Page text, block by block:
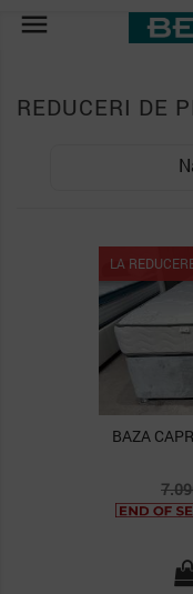

REDUCERI DE
LA
BAZA
Pret
de